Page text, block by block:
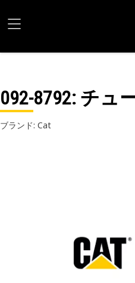
092-8792: チュ
ブランド: Cat